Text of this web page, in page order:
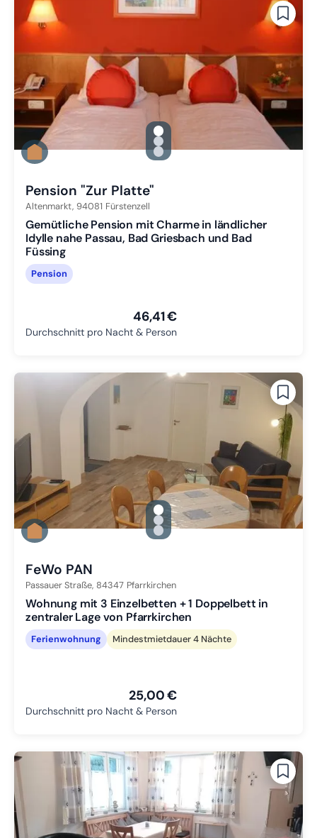
gallery.slide_selector
Zu Slide 1 wechseln
Zu Slide 2 wechseln
Zu Slide 3 wechseln
Pension "Zur Platte"
Altenmarkt, 94081 Fürstenzell
Gemütliche Pension mit Charme in ländlicher
Idylle nahe Passau, Bad Griesbach und Bad
Füssing
Pension
46,41 €
Durchschnitt pro Nacht & Person
gallery.slide_selector
Zu Slide 1 wechseln
Zu Slide 2 wechseln
Zu Slide 3 wechseln
FeWo PAN
Passauer Straße, 84347 Pfarrkirchen
Wohnung mit 3 Einzelbetten + 1 Doppelbett in
zentraler Lage von Pfarrkirchen
Ferienwohnung Mindestmietdauer 4 Nächte
25,00 €
Durchschnitt pro Nacht & Person